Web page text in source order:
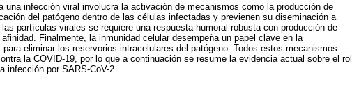
una infección viral involucra la activación de mecanismos como la producción de
del patógeno dentro de las células infectadas y previenen su diseminación a
partículas virales se requiere una respuesta humoral robusta con producción de
Finalmente, la inmunidad celular desempeña un papel clave en la
eliminar los reservorios intracelulares del patógeno. Todos estos mecanismos
la COVID-19, por lo que a continuación se resume la evidencia actual sobre el rol
infección por SARS-CoV-2.